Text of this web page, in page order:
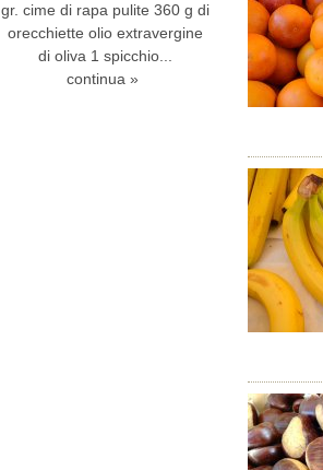
gr. cime di rapa pulite 360 g di
orecchiette olio extravergine
di oliva 1 spicchio...
continua »